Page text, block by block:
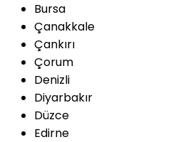
Bursa
Çanakkale
Çankırı
Çorum
Denizli
Diyarbakır
Düzce
Edirne